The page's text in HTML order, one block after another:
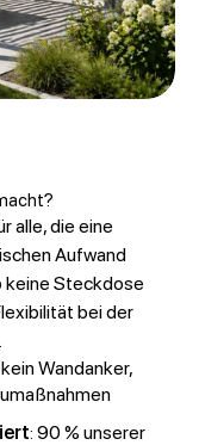
alle, die eine
Aufwand
keine Steckdose
bei der
kein Wandanker,
: 90 % unserer